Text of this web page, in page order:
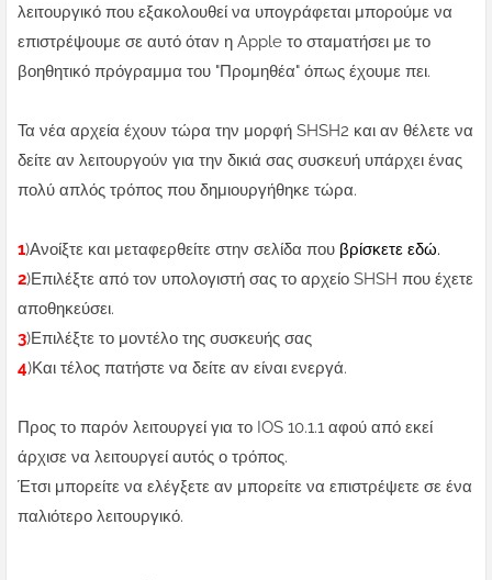
λειτουργικό που εξακολουθεί να υπογράφεται μπορούμε να
επιστρέψουμε σε αυτό όταν η Apple το σταματήσει με το
βοηθητικό πρόγραμμα του "Προμηθέα" όπως έχουμε πει.
Τα νέα αρχεία έχουν τώρα την μορφή SHSH2 και αν θέλετε να
δείτε αν λειτουργούν για την δικιά σας συσκευή υπάρχει ένας
πολύ απλός τρόπος που δημιουργήθηκε τώρα.
1)Ανοίξτε και μεταφερθείτε στην σελίδα που βρίσκετε εδώ.
2)Επιλέξτε από τον υπολογιστή σας το αρχείο SHSH που έχετε
αποθηκεύσει.
3)Επιλέξτε το μοντέλο της συσκευής σας
4)Και τέλος πατήστε να δείτε αν είναι ενεργά.
Προς το παρόν λειτουργεί για το IOS 10.1.1 αφού από εκεί
άρχισε να λειτουργεί αυτός ο τρόπος.
Έτσι μπορείτε να ελέγξετε αν μπορείτε να επιστρέψετε σε ένα
παλιότερο λειτουργικό.